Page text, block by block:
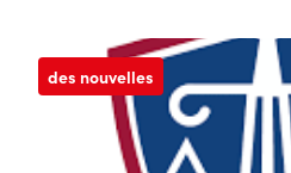
des nouvelles